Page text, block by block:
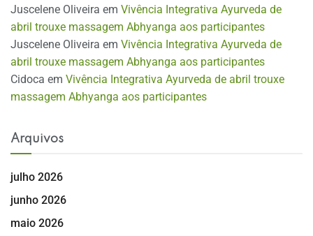
Juscelene Oliveira em Vivência Integrativa Ayurveda de
abril trouxe massagem Abhyanga aos participantes
Juscelene Oliveira em Vivência Integrativa Ayurveda de
abril trouxe massagem Abhyanga aos participantes
Cidoca em Vivência Integrativa Ayurveda de abril trouxe
massagem Abhyanga aos participantes
Arquivos
julho 2026
junho 2026
maio 2026